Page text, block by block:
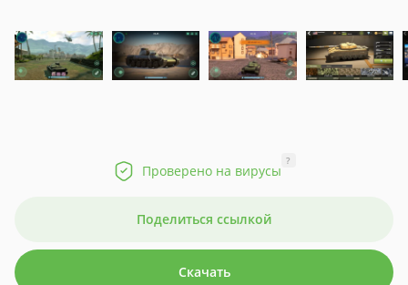
Проверено на вирусы
?
Поделиться ссылкой
Скачать